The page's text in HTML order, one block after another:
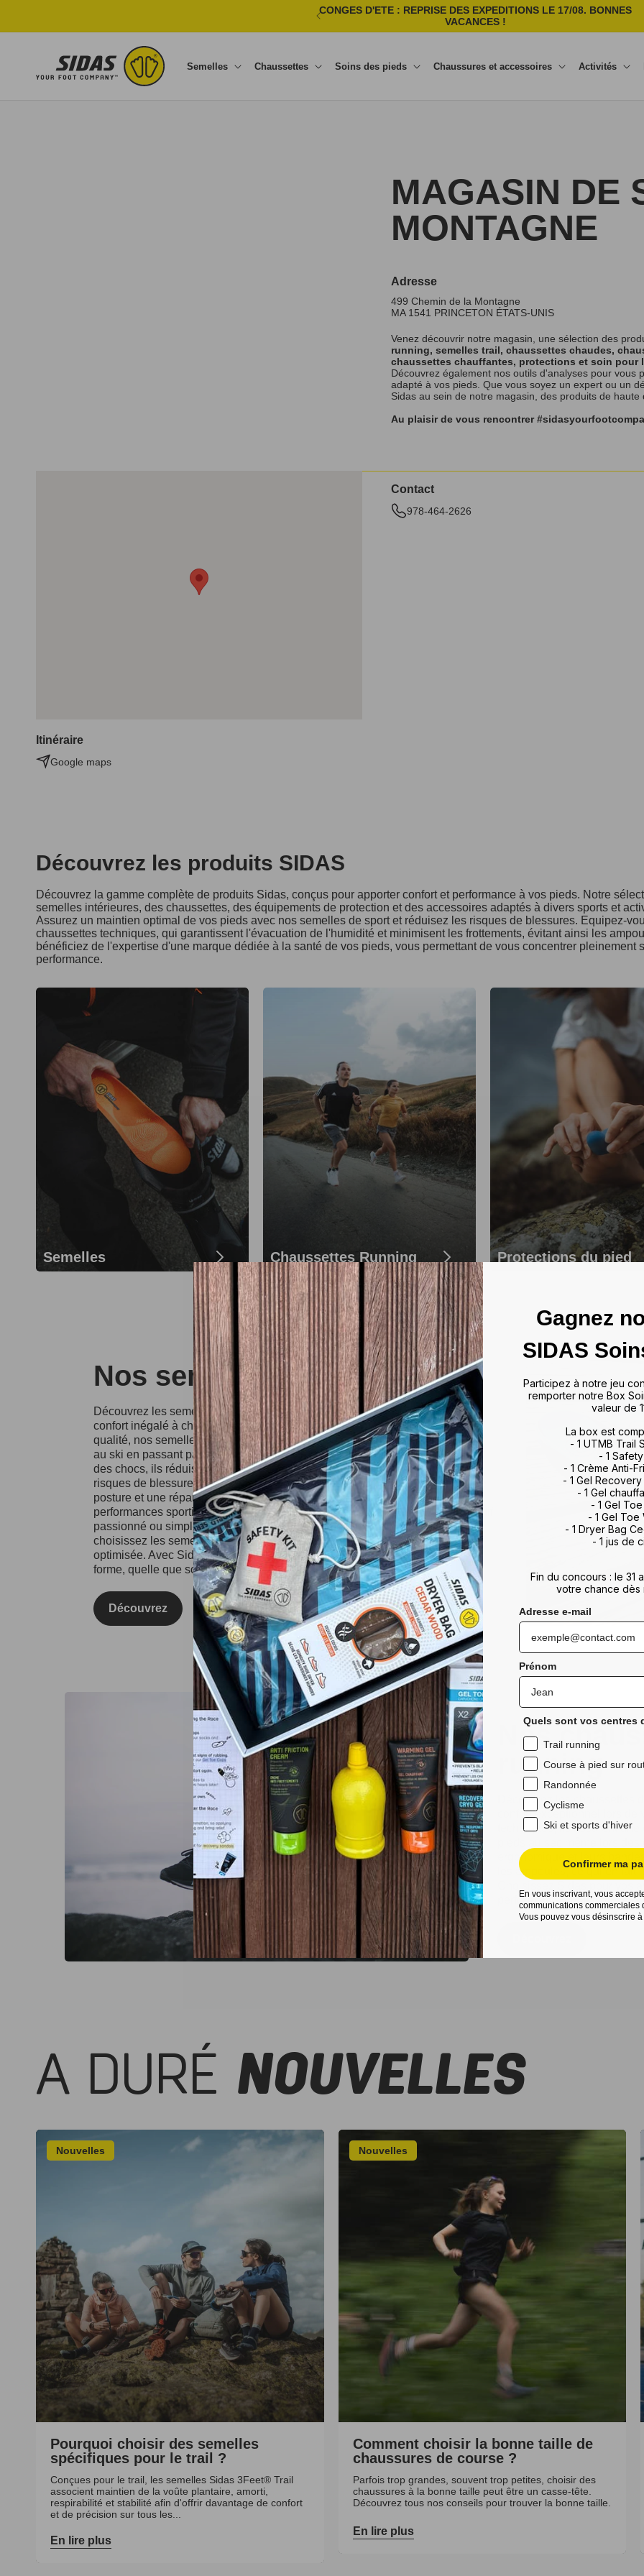
CONGES D'ETE : REPRISE DES EXPEDITIONS LE 17/08. BONNES
VACANCES !
Semelles Chaussettes Soins des pieds Chaussures et accessoires Activités
MAGASIN DE
MONTAGNE
Adresse
499 Chemin de la Montagne
MA 1541 PRINCETON ÉTATS-UNIS
Venez découvrir notre magasin, une sélection des
running, semelles trail, chaussettes chaudes,
chaussettes chauffantes, protections et soin pour
Découvrez également nos outils d'analyses pour
adapté à vos pieds. Que vous soyez un expert ou un
Sidas au sein de notre magasin, des produits de
Au plaisir de vous rencontrer
Itinéraire
Google maps
Contact
978-464-2626
Découvrez les produits SIDAS
Découvrez la gamme complète de produits Sidas, conçus pour apporter confort et performance à vos pieds. Notre
semelles intérieures, des chaussettes, des équipements de protection et des accessoires adaptés à divers sports et
Assurez un maintien optimal de vos pieds avec nos semelles de sport et réduisez les risques de blessures. Equipez-
chaussettes techniques, qui garantissent l'évacuation de l'humidité et minimisent les frottements, évitant ainsi les
bénéficiez de l'expertise d'une marque dédiée à la santé de vos pieds, vous permettant de vous concentrer pleinement
performance.
Semelles Chaussettes Running Protections du pied
Nos semelles Sidas
Découvrez les semelles Sidas, conçues pour offrir un maintien optimal et un
confort inégalé à chaque pas. Fabriquées à partir de matériaux de haute
qualité, nos semelles conviennent à divers sports et activités, allant du tennis
au ski en passant par la course à pied. Grâce à leur technologie d'absorption
des chocs, ils réduisent l'impact sur vos articulations, minimisant ainsi les
risques de blessures. Les semelles Sidas favorisent également une meilleure
posture et une répartition équilibrée du poids, améliorant ainsi vos
performances sportives et votre confort au quotidien. Que vous soyez un sportif
passionné ou simplement à la recherche d'un meilleur maintien du pied,
choisissez les semelles Sidas pour une expérience de marche et de sport
optimisée. Avec Sidas, prenez soin de vos pieds et restez au top de votre
forme, quelle que soit l'activité !
Découvrez
Nos
running
Découvrez les chaussettes
confort exceptionnel lors
techniques, ils assurent
pieds au sec même lors
ergonomique et leurs
les ampoules, ce qui en
Choisissez Sidas pour vos
performances améliorées et
A DURÉ NOUVELLES
Nouvelles
Pourquoi choisir des semelles
spécifiques pour le trail ?
Conçues pour le trail, les semelles Sidas 3Feet® Trail
associent maintien de la voûte plantaire, amorti,
respirabilité et stabilité afin d'offrir davantage de confort
et de précision sur tous les...
En lire plus
Nouvelles
Comment choisir la bonne taille de
chaussures de course ?
Parfois trop grandes, souvent trop petites, choisir des
chaussures à la bonne taille peut être un casse-tête.
Découvrez tous nos conseils pour trouver la bonne taille.
En lire plus
Gagnez
SIDAS
Participez à notre jeu
remporter notre Box
valeur de
La box est
- 1 UTMB Trail
- 1
- 1 Crème Anti-
- 1 Gel
- 1 Gel
- 1 Gel
- 1 Gel Toe
- 1 Dryer Bag
- 1 jus de
Fin du concours : le 31
votre chance dès
Adresse e-mail
Prénom
Quels sont vos centres
Trail running
Course à pied sur
Randonnée
Cyclisme
Ski et sports d'hiver
Confirmer ma
En vous inscrivant, vous
communications commerciales
Vous pouvez vous désinscrire